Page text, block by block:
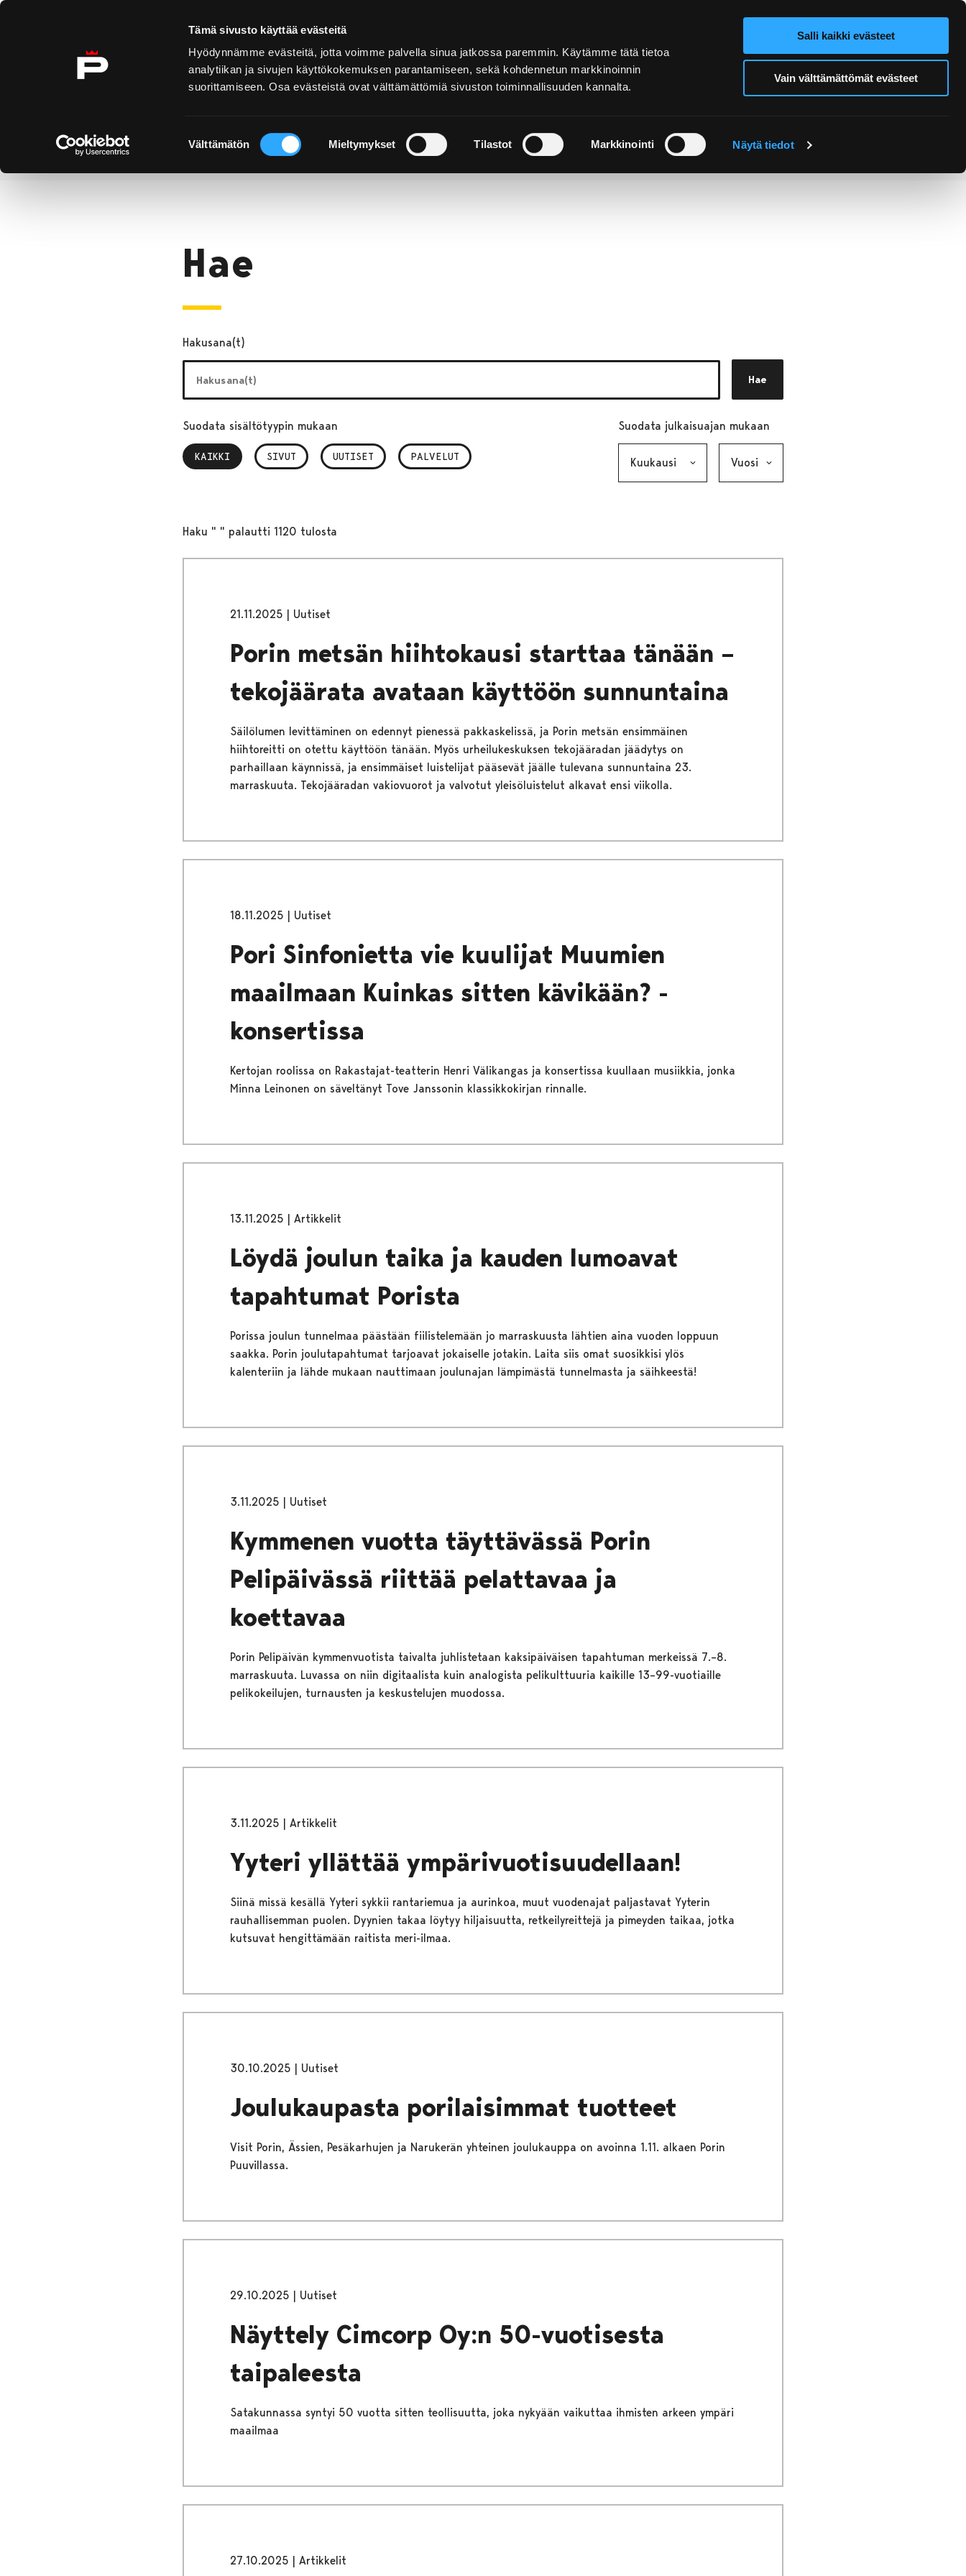
Tämä sivusto käyttää evästeitä
Hyödynnämme evästeitä, jotta voimme palvella sinua jatkossa paremmin. Käytämme tätä tietoa
analytiikan ja sivujen käyttökokemuksen parantamiseen, sekä kohdennetun markkinoinnin
suorittamiseen. Osa evästeistä ovat välttämättömiä sivuston toiminnallisuuden kannalta.
valinta
Välttämätön Mieltymykset Tilastot Markkinointi Näytä tiedot
Salli kaikki evästeet
Vain välttämättömät evästeet
Ohita sisältö
Hae sivustolta
Etusivu
Hae
Hakusana(t)
Hae
Suodata sisältötyypin mukaan
KAIKKI
, VALITTU SIVUT UUTISET PALVELUT
Suodata julkaisuajan mukaan
Haku " " palautti 1120 tulosta
21.11.2025 | Uutiset
Porin metsän hiihtokausi starttaa tänään –
tekojäärata avataan käyttöön sunnuntaina
Säilölumen levittäminen on edennyt pienessä pakkaskelissä, ja Porin metsän ensimmäinen
hiihtoreitti on otettu käyttöön tänään. Myös urheilukeskuksen tekojääradan jäädytys on
parhaillaan käynnissä, ja ensimmäiset luistelijat pääsevät jäälle tulevana sunnuntaina 23.
marraskuuta. Tekojääradan vakiovuorot ja valvotut yleisöluistelut alkavat ensi viikolla.
18.11.2025 | Uutiset
Pori Sinfonietta vie kuulijat Muumien
maailmaan Kuinkas sitten kävikään? -
konsertissa
Kertojan roolissa on Rakastajat-teatterin Henri Välikangas ja konsertissa kuullaan musiikkia, jonka
Minna Leinonen on säveltänyt Tove Janssonin klassikkokirjan rinnalle.
13.11.2025 | Artikkelit
Löydä joulun taika ja kauden lumoavat
tapahtumat Porista
Porissa joulun tunnelmaa päästään fiilistelemään jo marraskuusta lähtien aina vuoden loppuun
saakka. Porin joulutapahtumat tarjoavat jokaiselle jotakin. Laita siis omat suosikkisi ylös
kalenteriin ja lähde mukaan nauttimaan joulunajan lämpimästä tunnelmasta ja säihkeestä!
3.11.2025 | Uutiset
Kymmenen vuotta täyttävässä Porin
Pelipäivässä riittää pelattavaa ja
koettavaa
Porin Pelipäivän kymmenvuotista taivalta juhlistetaan kaksipäiväisen tapahtuman merkeissä 7.–8.
marraskuuta. Luvassa on niin digitaalista kuin analogista pelikulttuuria kaikille 13–99-vuotiaille
pelikokeilujen, turnausten ja keskustelujen muodossa.
3.11.2025 | Artikkelit
Yyteri yllättää ympärivuotisuudellaan!
Siinä missä kesällä Yyteri sykkii rantariemua ja aurinkoa, muut vuodenajat paljastavat Yyterin
rauhallisemman puolen. Dyynien takaa löytyy hiljaisuutta, retkeilyreittejä ja pimeyden taikaa, jotka
kutsuvat hengittämään raitista meri-ilmaa.
30.10.2025 | Uutiset
Joulukaupasta porilaisimmat tuotteet
Visit Porin, Ässien, Pesäkarhujen ja Narukerän yhteinen joulukauppa on avoinna 1.11. alkaen Porin
Puuvillassa.
29.10.2025 | Uutiset
Näyttely Cimcorp Oy:n 50-vuotisesta
taipaleesta
Satakunnassa syntyi 50 vuotta sitten teollisuutta, joka nykyään vaikuttaa ihmisten arkeen ympäri
maailmaa
27.10.2025 | Artikkelit